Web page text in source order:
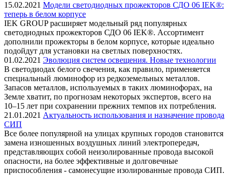
15.02.2021 Модели светодиодных прожекторов СДО 06 IEK®:
теперь в белом корпусе
IEK GROUP расширяет модельный ряд популярных
светодиодных прожекторов СДО 06 IEK®. Ассортимент
дополнили прожекторы в белом корпусе, которые идеально
подойдут для установки на светлых поверхностях.
01.02.2021 Эволюция систем освещения. Новые технологии
В светодиодах белого свечения, как правило, применяется
специальный люминофор из редкоземельных металлов.
Запасов металлов, используемых в таких люминофорах, на
Земле хватит, по прогнозам некоторых экспертов, всего на
10–15 лет при сохранении прежних темпов их потребления.
21.01.2021 Актуальность использования и назначение провода
СИП
Все более популярной на улицах крупных городов становится
замена изношенных воздушных линий электропередач,
представляющих собой неизолированные провода высокой
опасности, на более эффективные и долговечные
приспособления - самонесущие изолированные провода СИП.